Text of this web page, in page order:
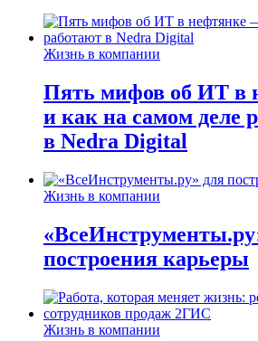
Жизнь в компании
Пять мифов об ИТ в
и как на самом деле
в Nedra Digital
Жизнь в компании
построения карьеры
Жизнь в компании